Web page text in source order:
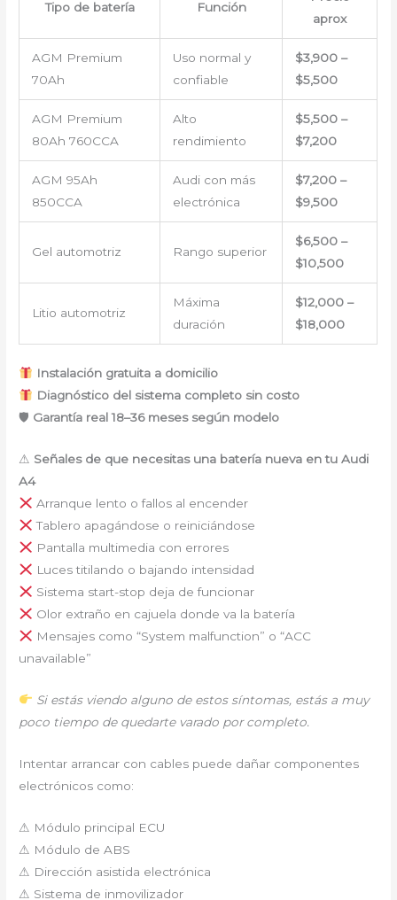
Tipo de batería Función
aprox
AGM Premium
70Ah
Uso normal y
confiable
$3,900 –
$5,500
AGM Premium
80Ah 760CCA
Alto
rendimiento
$5,500 –
$7,200
AGM 95Ah
850CCA
Audi con más
electrónica
$7,200 –
$9,500
Gel automotriz Rango superior
$6,500 –
$10,500
Litio automotriz
Máxima
duración
$12,000 –
$18,000
Instalación gratuita a domicilio
Diagnóstico del sistema completo sin costo
🛡 Garantía real 18–36 meses según modelo
⚠ Señales de que necesitas una batería nueva en tu Audi
A4
Arranque lento o fallos al encender
Tablero apagándose o reiniciándose
Pantalla multimedia con errores
Luces titilando o bajando intensidad
Sistema start-stop deja de funcionar
Olor extraño en cajuela donde va la batería
Mensajes como “System malfunction” o “ACC
unavailable”
Si estás viendo alguno de estos síntomas, estás a muy
poco tiempo de quedarte varado por completo.
Intentar arrancar con cables puede dañar componentes
electrónicos como:
⚠ Módulo principal ECU
⚠ Módulo de ABS
⚠ Dirección asistida electrónica
⚠ Sistema de inmovilizador